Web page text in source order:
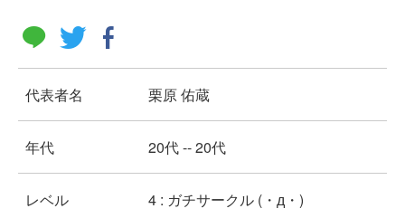
代表者名 栗原 佑蔵
年代 20代 -- 20代
レベル 4 : ガチサークル (・д・)